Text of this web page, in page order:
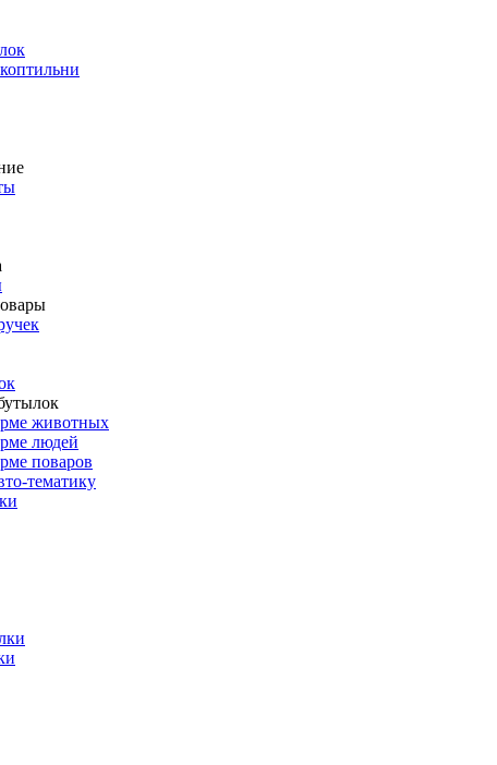
животных
людей
поваров
тематику